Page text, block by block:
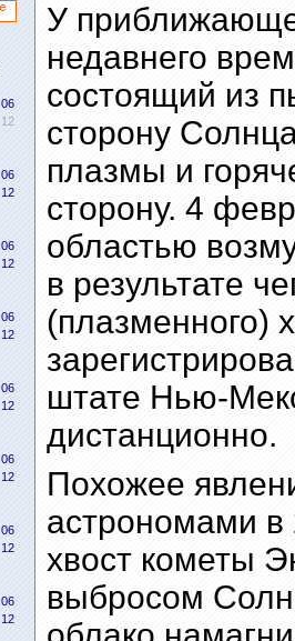
06
12
06
12
06
12
06
12
06
12
06
12
06
12
06
12
У
недавнего
состоящий из
сторону
плазмы и
сторону. 4
областью
в результате
(плазменного)
штате Нью-
дистанционно.
Похожее
астрономами в
хвост кометы
выбросом